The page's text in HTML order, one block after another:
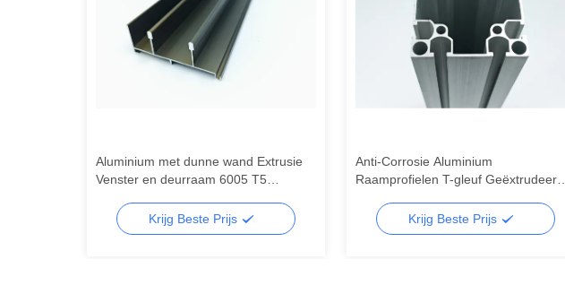
Aluminium met dunne wand Extrusie
Venster en deurraam 6005 T5
Krijg Beste Prijs
Anti-Corrosie Aluminium
Raamprofielen T-gleuf Geëxtrudeerde
Krijg Beste Prijs